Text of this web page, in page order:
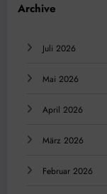
Archive
Juli 2026
Mai 2026
April 2026
März 2026
Februar 2026